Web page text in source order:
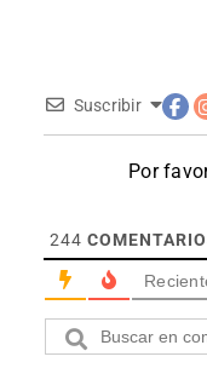
Suscribir
Por
244